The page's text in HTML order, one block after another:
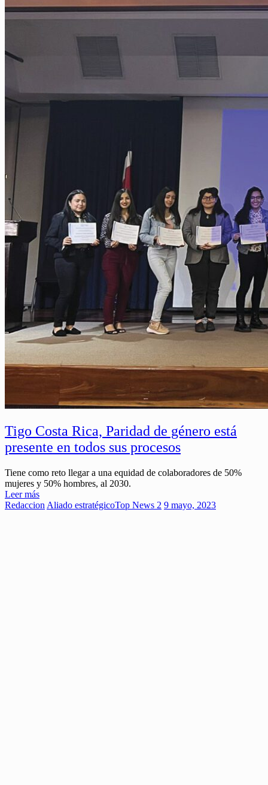
Tigo Costa Rica, Paridad de género está
presente en todos sus procesos
Tiene como reto llegar a una equidad de colaboradores de 50%
mujeres y 50% hombres, al 2030.
Leer más
Redaccion Aliado estratégicoTop News 2 9 mayo, 2023